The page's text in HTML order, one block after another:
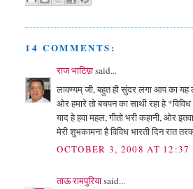
14 COMMENTS:
राज भाटिय़ाsaid...
लावण्यम् जी, बहुत ही सुंदर लगा आप का
ओर हमारे तो बचपन का साथी रहा हे
याद हे हवा महल, गीतो भरी कहानी, ओर
मेरी शुभकामना है विविध भारती दिन
OCTOBER 3, 2008 AT 12:37
ताऊ रामपुरियाsaid...